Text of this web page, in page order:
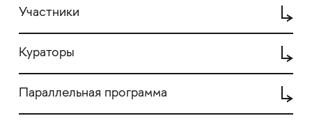
Участники
Кураторы
Параллельная программа